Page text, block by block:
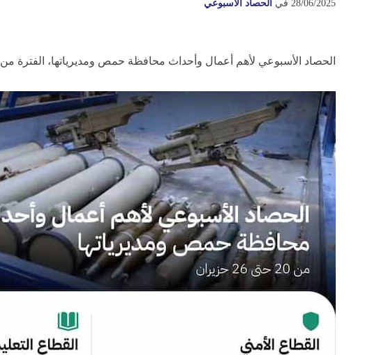
28/06/2025 في الحصاد الأسبوعي
الحصاد الأسبوعي لأهم أعمال وأحداث محافظة حمص ومديرياتها، الفترة من 20 حتى 26 حزيران.